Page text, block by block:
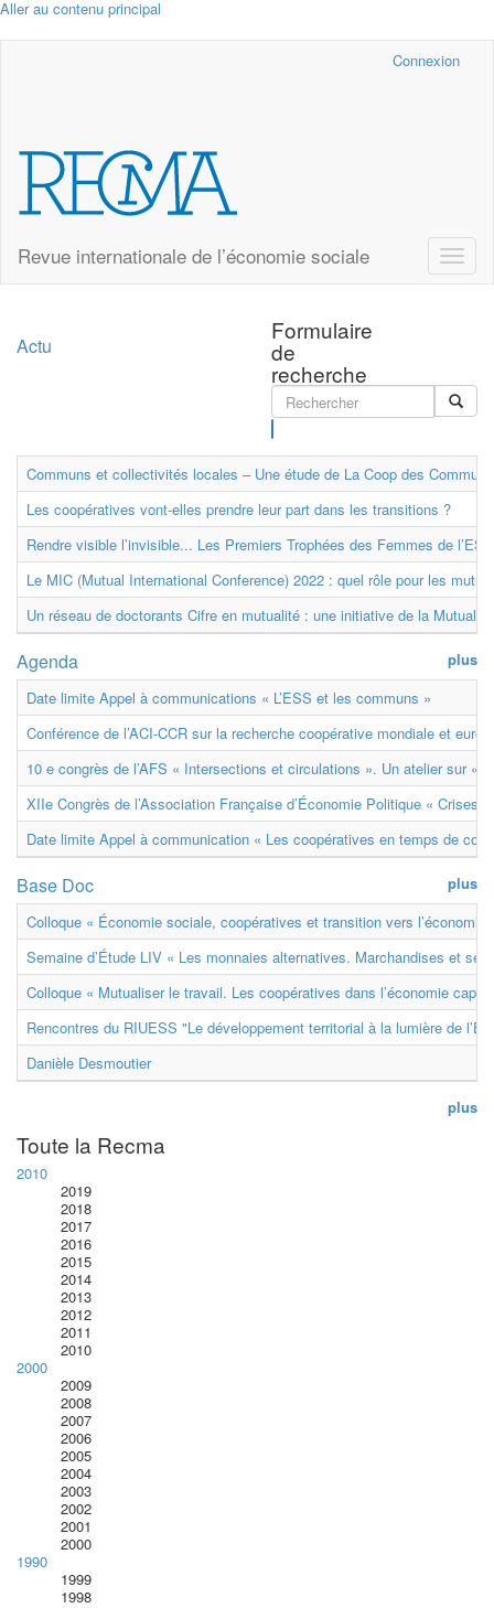
Aller au contenu principal
Connexion
Revue internationale de l’économie sociale
Toggle
Formulaire
de
recherche
Actu
Communs et collectivités locales – Une étude de La Coop des
Les coopératives vont-elles prendre leur part dans les transitions ?
Rendre visible l’invisible... Les Premiers Trophées des Femmes de
Le MIC (Mutual International Conference) 2022 : quel rôle pour les
Un réseau de doctorants Cifre en mutualité : une initiative de la
plus
Agenda
Date limite Appel à communications « L’ESS et les communs »
Conférence de l’ACI-CCR sur la recherche coopérative mondiale et
10 e congrès de l’AFS « Intersections et circulations ». Un atelier sur «
XIIe Congrès de l’Association Française d’Économie Politique « Crises
Date limite Appel à communication « Les coopératives en temps de
plus
Base Doc
Colloque « Économie sociale, coopératives et transition vers
Semaine d’Étude LIV « Les monnaies alternatives. Marchandises et
Colloque « Mutualiser le travail. Les coopératives dans l’économie
Rencontres du RIUESS "Le développement territorial à la lumière de
Danièle Desmoutier
plus
Toute la Recma
2010
2019
2018
2017
2016
2015
2014
2013
2012
2011
2010
2000
2009
2008
2007
2006
2005
2004
2003
2002
2001
2000
1990
1999
1998